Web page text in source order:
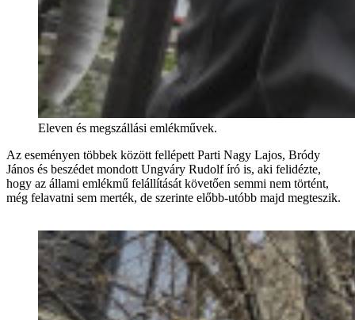
Eleven és megszállási emlékművek.
Az eseményen többek között fellépett Parti Nagy Lajos, Bródy
János és beszédet mondott Ungváry Rudolf író is, aki felidézte,
hogy az állami emlékmű felállítását követően semmi nem történt,
még felavatni sem merték, de szerinte előbb-utóbb majd megteszik.